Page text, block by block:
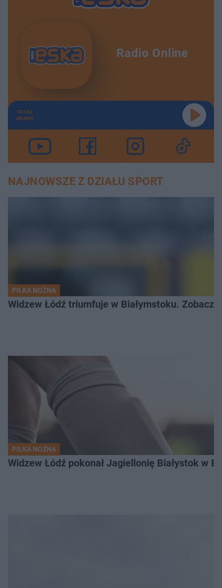
Radio Online
TERAZ
GRAMY
NAJNOWSZE Z DZIAŁU SPORT
PIŁKA NOŻNA
Widzew Łódź triumfuje w Białymstoku. Zobacz
PIŁKA NOŻNA
Widzew Łódź pokonał Jagiellonię Białystok w